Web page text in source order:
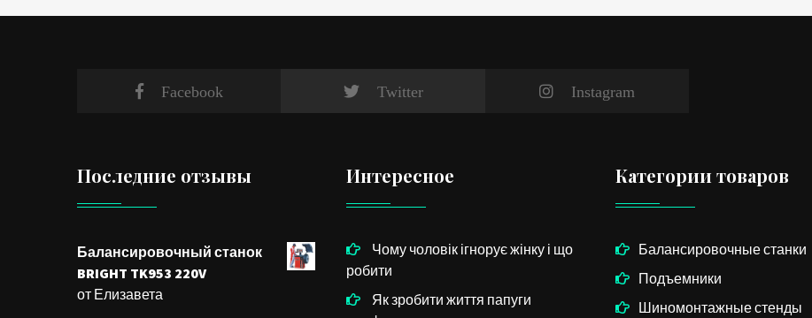
Facebook Twitter Instagram
Последние отзывы
Балансировочный станок
BRIGHT TK953 220V
от Елизавета
Интересное
Чому чоловік ігнорує жінку і що
робити
Як зробити життя папуги
Категории товаров
Балансировочные станки
Подъемники
Шиномонтажные стенды